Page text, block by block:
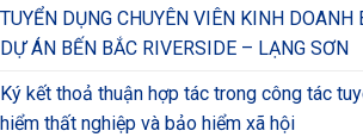
TUYỂN DỤNG CHUYÊN VIÊN KINH DOANH
DỰ ÁN BẾN BẮC RIVERSIDE – LẠNG SƠN
Ký kết thoả thuận hợp tác trong công tác
hiểm thất nghiệp và bảo hiểm xã hội